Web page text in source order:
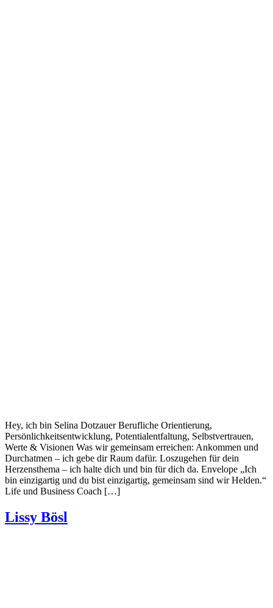
Hey, ich bin Selina Dotzauer Berufliche Orientierung,
Persönlichkeitsentwicklung, Potentialentfaltung, Selbstvertrauen,
Werte & Visionen Was wir gemeinsam erreichen: Ankommen und
Durchatmen – ich gebe dir Raum dafür. Loszugehen für dein
Herzensthema – ich halte dich und bin für dich da. Envelope „Ich
bin einzigartig und du bist einzigartig, gemeinsam sind wir Helden.“
Life und Business Coach […]
Lissy Bösl